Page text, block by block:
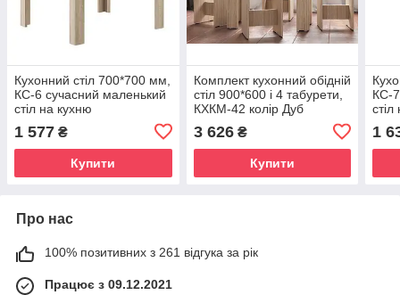
Кухонний стіл 700*700 мм,
КС-6 сучасний маленький
стіл на кухню
універсальний невеликий
та недорогий Дуб Сонома
1 577 ₴
Купити
Комплект кухонний обідній
стіл 900*600 і 4 табурети,
КХКМ-42 колір Дуб
3 626₴
Купити
КС-
та
1
Про нас
100% позитивних з 261 відгука за рік
Працює з 09.12.2021